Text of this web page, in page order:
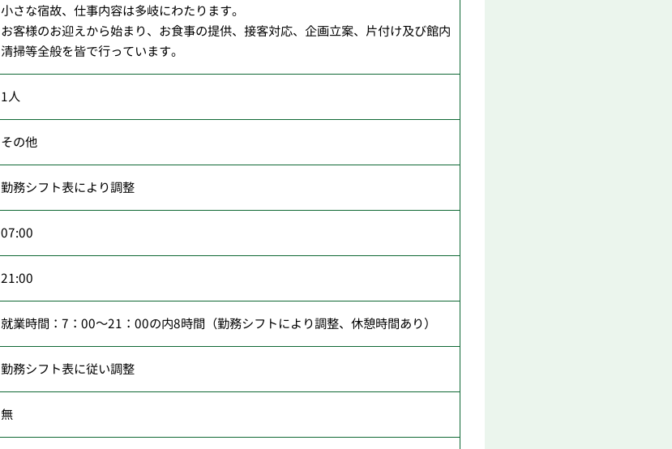
小さな宿故、仕事内容は多岐にわたります。
お客様のお迎えから始まり、お食事の提供、接客対応、企画立案、片付け及び館内
清掃等全般を皆で行っています。
1人
その他
勤務シフト表により調整
07:00
21:00
就業時間：7：00～21：00の内8時間（勤務シフトにより調整、休憩時間あり）
勤務シフト表に従い調整
無